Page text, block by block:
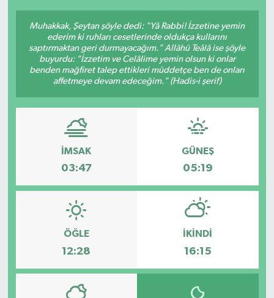
Muhakkak, Şeytan şöyle dedi: "Yâ Rabbi! İzzetine yemin
ederim ki ruhları cesetlerinde oldukça kullarını
saptırmaktan geri durmayacağım." Allâhü Teâlâ ise şöyle
buyurdu: "İzzetim ve Celâlime yemin olsun ki onlar
benden mağfiret talep ettikleri müddetçe ben de onları
affetmeye devam edeceğim." (Hadis-i şerif)
İMSAK
03:47
GÜNEŞ
05:19
ÖĞLE
12:28
İKINDI
16:15